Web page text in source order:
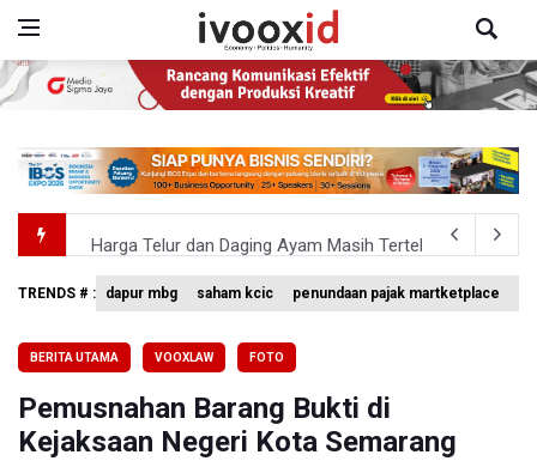
Harga Telur dan Daging Ayam Masih Tertekan,
4 Barang Ini Ternyata Beratnya Gak Sampai 300 Gram,
KPK Sebut Pejabat Kemenhut Diduga Menerima 12.500
Amnesty International Desak Hentikan Sementara dan
TRENDS # : dapur mbg saham kcic penundaan pajak martketplace
BERITA UTAMA VOOXLAW FOTO
Pemusnahan Barang Bukti di
Kejaksaan Negeri Kota Semarang